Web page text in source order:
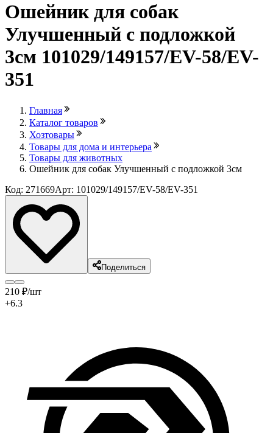
Ошейник для собак
Улучшенный с подложкой
3см 101029/149157/EV-58/EV-
351
Главная
Каталог товаров
Хозтовары
Товары для дома и интерьера
Товары для животных
Ошейник для собак Улучшенный с подложкой 3см
Код: 271669Арт: 101029/149157/EV-58/EV-351
Поделиться
210 ₽/шт
+6.3